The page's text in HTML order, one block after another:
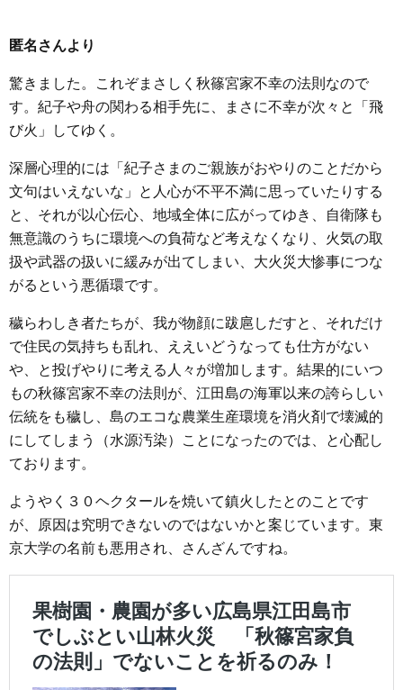
匿名さんより
驚きました。これぞまさしく秋篠宮家不幸の法則なので
す。紀子や舟の関わる相手先に、まさに不幸が次々と「飛
び火」してゆく。
深層心理的には「紀子さまのご親族がおやりのことだから
文句はいえないな」と人心が不平不満に思っていたりする
と、それが以心伝心、地域全体に広がってゆき、自衛隊も
無意識のうちに環境への負荷など考えなくなり、火気の取
扱や武器の扱いに緩みが出てしまい、大火災大惨事につな
がるという悪循環です。
穢らわしき者たちが、我が物顔に跋扈しだすと、それだけ
で住民の気持ちも乱れ、ええいどうなっても仕方がない
や、と投げやりに考える人々が増加します。結果的にいつ
もの秋篠宮家不幸の法則が、江田島の海軍以来の誇らしい
伝統をも穢し、島のエコな農業生産環境を消火剤で壊滅的
にしてしまう（水源汚染）ことになったのでは、と心配し
ております。
ようやく３０ヘクタールを焼いて鎮火したとのことです
が、原因は究明できないのではないかと案じています。東
京大学の名前も悪用され、さんざんですね。